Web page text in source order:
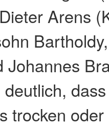
Arens
Johannes
trocken